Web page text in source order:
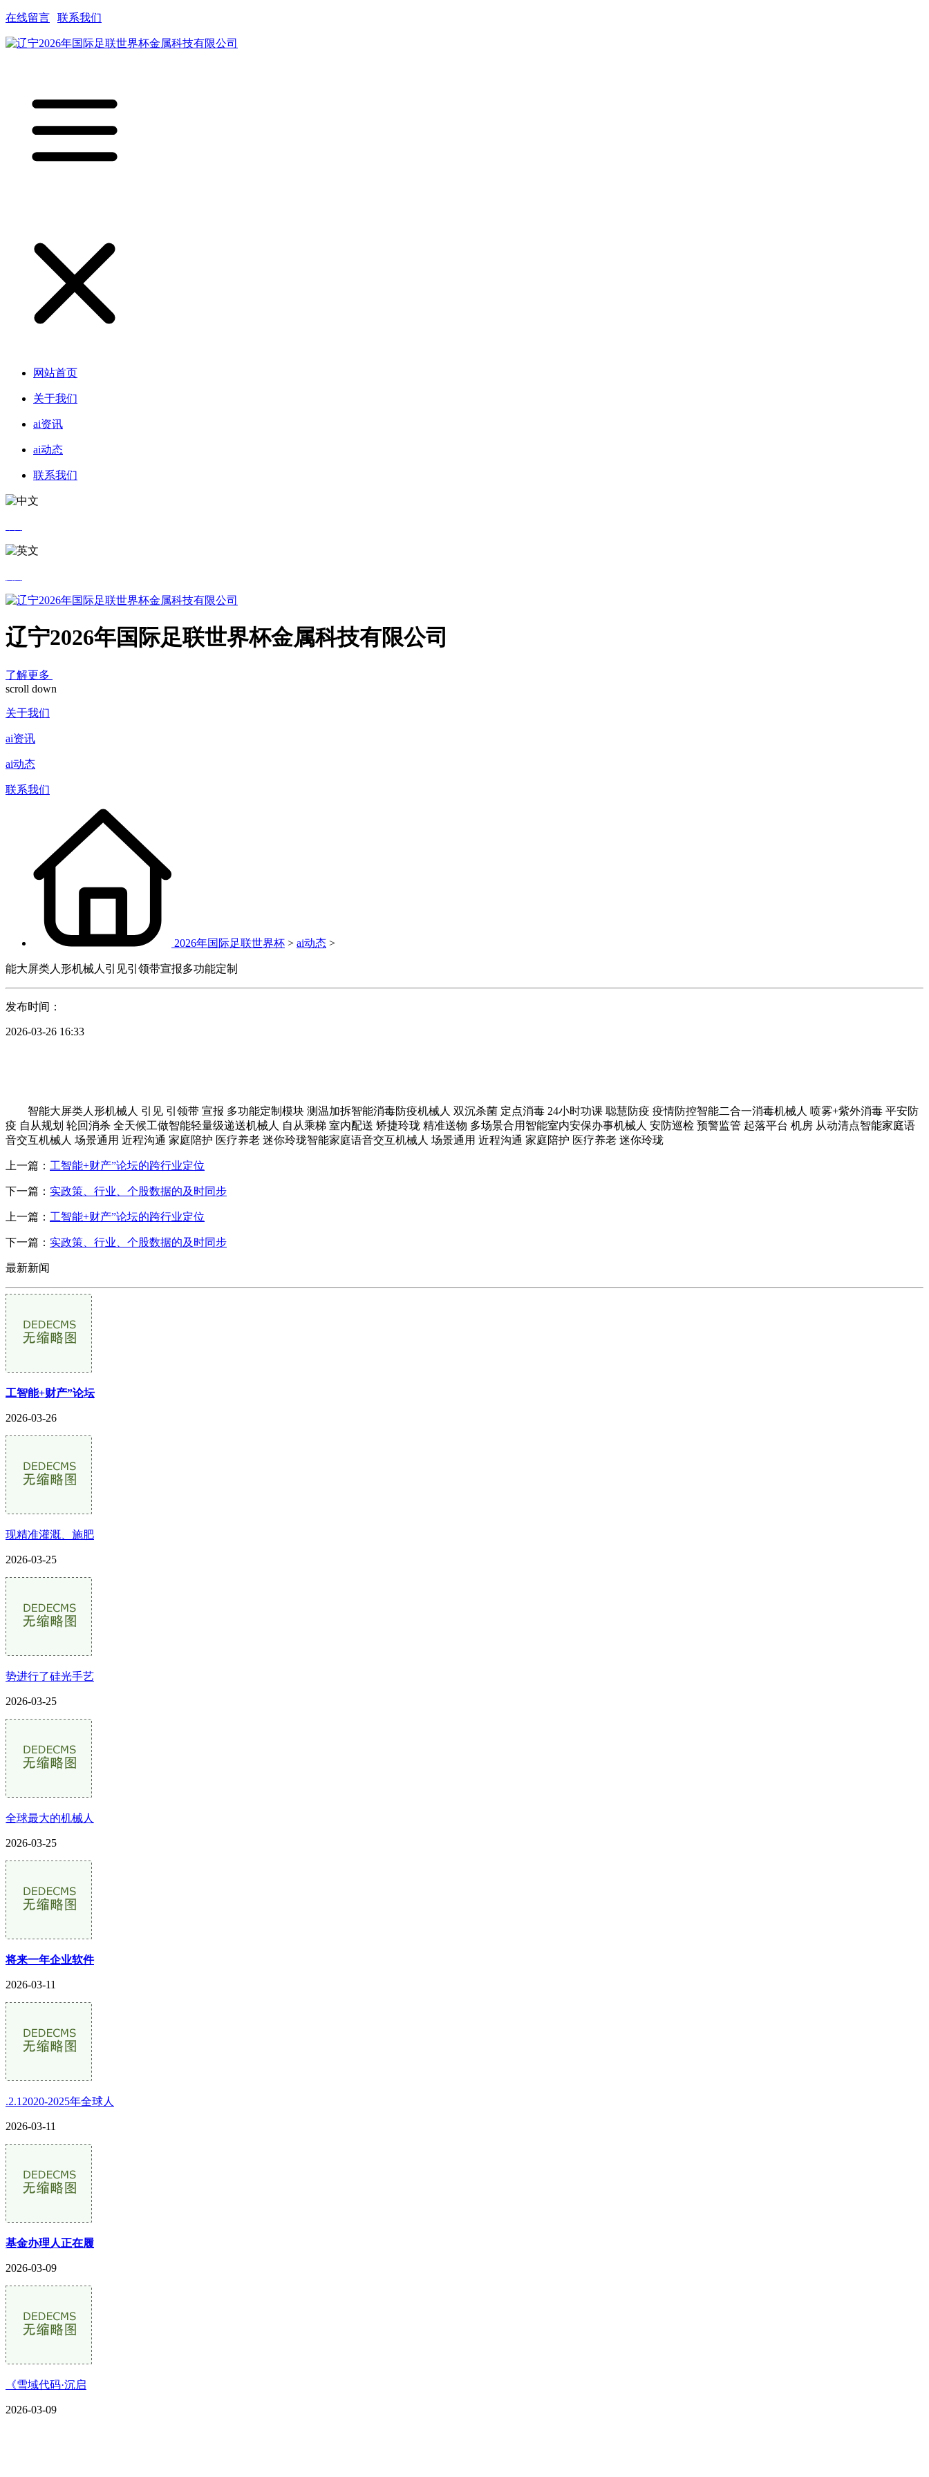
在线留言 联系我们
网站首页
关于我们
ai资讯
ai动态
联系我们
辽宁2026年国际足联世界杯金属科技有限公司
了解更多
scroll down
关于我们
ai资讯
ai动态
联系我们
2026年国际足联世界杯 > ai动态 >
能大屏类人形机械人引见引领带宣报多功能定制
发布时间：
2026-03-26 16:33
智能大屏类人形机械人 引见 引领带 宣报 多功能定制模块 测温加拆智能消毒防疫机械人 双沉杀菌 定点消毒 24小时功课 聪慧防疫 疫情防控智能二合一消毒机械人 喷雾+紫外消毒 平安防
疫 自从规划 轮回消杀 全天候工做智能轻量级递送机械人 自从乘梯 室内配送 矫捷玲珑 精准送物 多场景合用智能室内安保办事机械人 安防巡检 预警监管 起落平台 机房 从动清点智能家庭语
音交互机械人 场景通用 近程沟通 家庭陪护 医疗养老 迷你玲珑智能家庭语音交互机械人 场景通用 近程沟通 家庭陪护 医疗养老 迷你玲珑
上一篇： 工智能+财产”论坛的跨行业定位
下一篇： 实政策、行业、个股数据的及时同步
上一篇： 工智能+财产”论坛的跨行业定位
下一篇： 实政策、行业、个股数据的及时同步
最新新闻
工智能+财产”论坛
2026-03-26
现精准灌溉、施肥
2026-03-25
势进行了硅光手艺
2026-03-25
全球最大的机械人
2026-03-25
将来一年企业软件
2026-03-11
.2.12020-2025年全球人
2026-03-11
基金办理人正在履
2026-03-09
《雪域代码·沉启
2026-03-09